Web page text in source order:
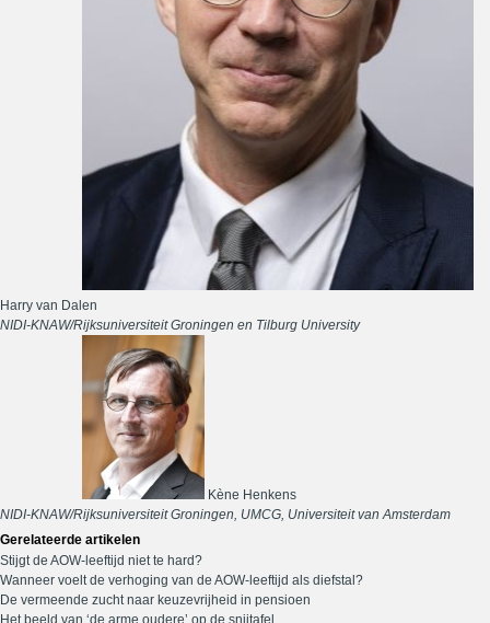
Harry van Dalen
NIDI-KNAW/Rijksuniversiteit Groningen en Tilburg University
Kène Henkens
NIDI-KNAW/Rijksuniversiteit Groningen, UMCG, Universiteit van Amsterdam
Gerelateerde artikelen
Stijgt de AOW-leeftijd niet te hard?
Wanneer voelt de verhoging van de AOW-leeftijd als diefstal?
De vermeende zucht naar keuzevrijheid in pensioen